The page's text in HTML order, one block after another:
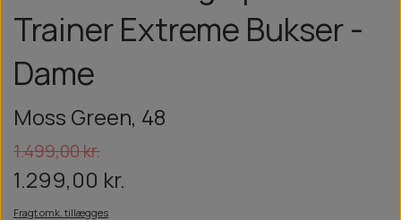
Trainer Extreme Bukser -
Dame
Moss Green, 48
1.499,00 kr.
1.299,00 kr.
Fragt omk. tillægges